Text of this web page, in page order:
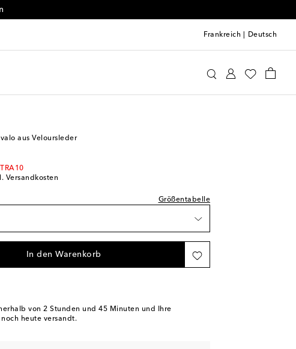
Frankreich Deutsch
aus Veloursleder
Versandkosten
Größentabelle
Letzter Artikel
Geringe Verfügbarkeit
In den Warenkorb
von 2 Stunden und 45 Minuten und Ihre
heute versandt.